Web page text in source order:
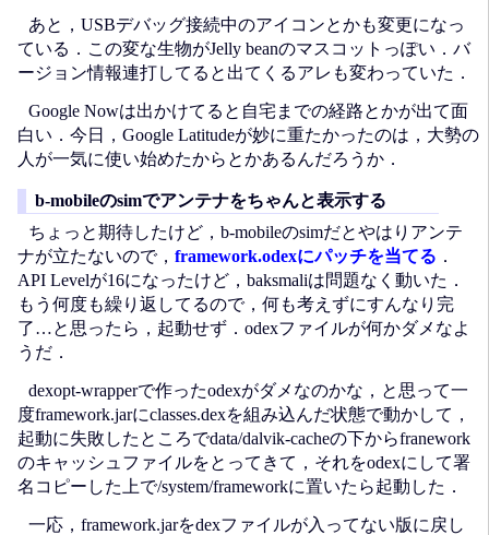
あと，USBデバッグ接続中のアイコンとかも変更になっ
ている．この変な生物がJelly beanのマスコットっぽい．バ
ージョン情報連打してると出てくるアレも変わっていた．
Google Nowは出かけてると自宅までの経路とかが出て面
白い．今日，Google Latitudeが妙に重たかったのは，大勢の
人が一気に使い始めたからとかあるんだろうか．
b-mobileのsimでアンテナをちゃんと表示する
ちょっと期待したけど，b-mobileのsimだとやはりアンテ
ナが立たないので， framework.odexにパッチを当てる ．
API Levelが16になったけど，baksmaliは問題なく動いた．
もう何度も繰り返してるので，何も考えずにすんなり完
了…と思ったら，起動せず．odexファイルが何かダメなよ
うだ．
dexopt-wrapperで作ったodexがダメなのかな，と思って一
度framework.jarにclasses.dexを組み込んだ状態で動かして，
起動に失敗したところでdata/dalvik-cacheの下からfranework
のキャッシュファイルをとってきて，それをodexにして署
名コピーした上で/system/frameworkに置いたら起動した．
一応，framework.jarをdexファイルが入ってない版に戻し